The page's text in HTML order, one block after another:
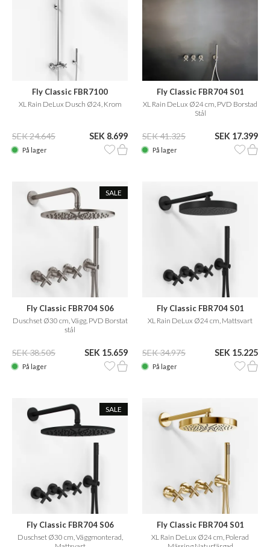
Fly Classic FBR7100
XL Rain DeLux Dusch Ø24, Krom
SEK 24.645 SEK 8.699
På lager
Fly Classic FBR704 S01
XL Rain DeLux Ø24 cm, PVD Borstad
Stål
SEK 41.325 SEK 17.399
På lager
SALE
Fly Classic FBR704 S06
Duschset Ø30 cm, Vägg, PVD Borstat
stål
SEK 38.505 SEK 15.659
På lager
Fly Classic FBR704 S01
XL Rain DeLux Ø24 cm, Mattsvart
SEK 34.975 SEK 15.225
På lager
SALE
Fly Classic FBR704 S06
Duschset Ø30 cm, Väggmonterad,
Fly Classic FBR704 S01
XL Rain DeLux Ø24 cm, Polerad